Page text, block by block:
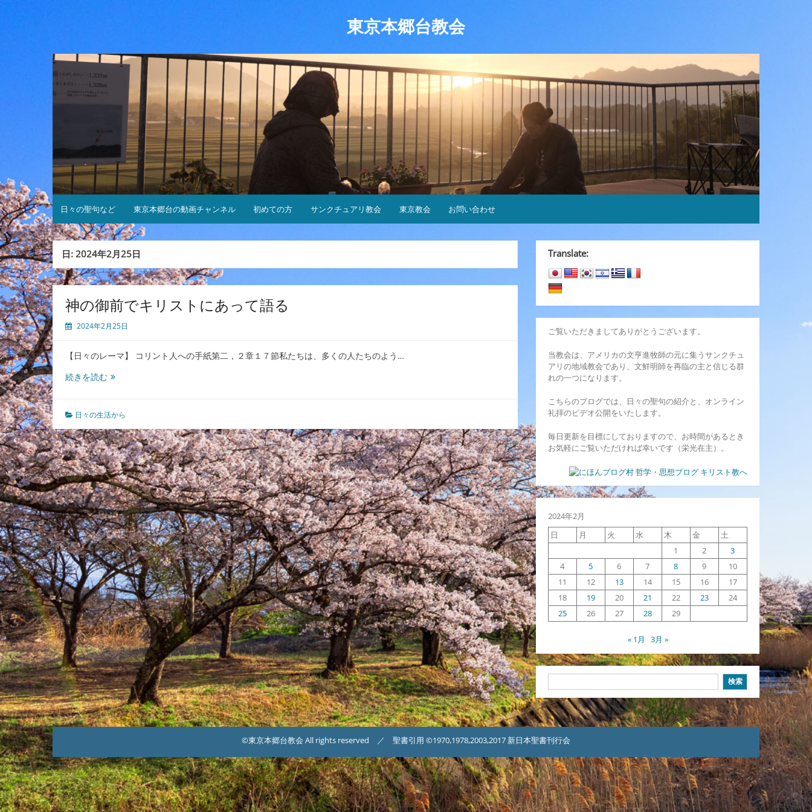
東京本郷台教会
日々の聖句など 東京本郷台の動画チャンネル 初めての方 サンクチュアリ教会 東京教会 お問い合わせ
日:2024年2月25日
神の御前でキリストにあって語る
2024年2月25日
【日々のレーマ】 コリント人への手紙第二，２章１７節私たちは、多くの人たちのよう…
続きを読む神
前
で
キ
リ
ス
ト
に
あ
っ
て
語
る
日々の生活から
Translate:
ご覧いただきましてありがとうございます。
当教会は、アメリカの文亨進牧師の元に集うサンクチュ
アリの地域教会であり、文鮮明師を再臨の主と信じる群
れの一つになります。
こちらのブログでは、日々の聖句の紹介と、オンライン
礼拝のビデオ公開をいたします。
毎日更新を目標にしておりますので、お時間があるとき
お気軽にご覧いただければ幸いです（栄光在主）。
2024年2月
日
月 火 水 木 金
土
1
2
3
4
5 6 7 8 9
10
11
12 13 14 15 16
17
18
19 20 21 22 23
24
25
26 27 28 29
« 1月 3月 »
索
検索
©東京本郷台教会 All rights reserved ／ 聖書引用 ©1970,1978,2003,2017 新日本聖書刊行会